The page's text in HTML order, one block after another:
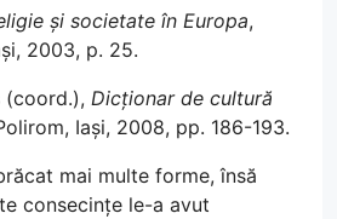
și societate în Europa,
2003, p. 25.
(coord.), Dicționar de cultură
Iași, 2008, pp. 186-193.
mai multe forme, însă
consecințe le-a avut